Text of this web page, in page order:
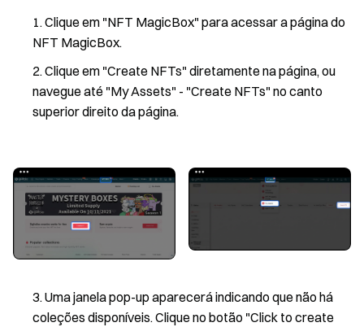
Clique em "NFT MagicBox" para acessar a página do
NFT MagicBox.
Clique em "Create NFTs" diretamente na página, ou
navegue até "My Assets" - "Create NFTs" no canto
superior direito da página.
Uma janela pop-up aparecerá indicando que não há
coleções disponíveis. Clique no botão "Click to create